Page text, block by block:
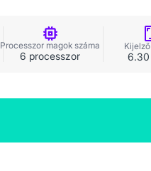
Processzor magok száma
6 processzor 6.30